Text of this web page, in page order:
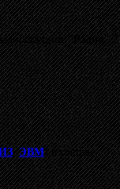
"Радио"
,ЭВМ) в составе: